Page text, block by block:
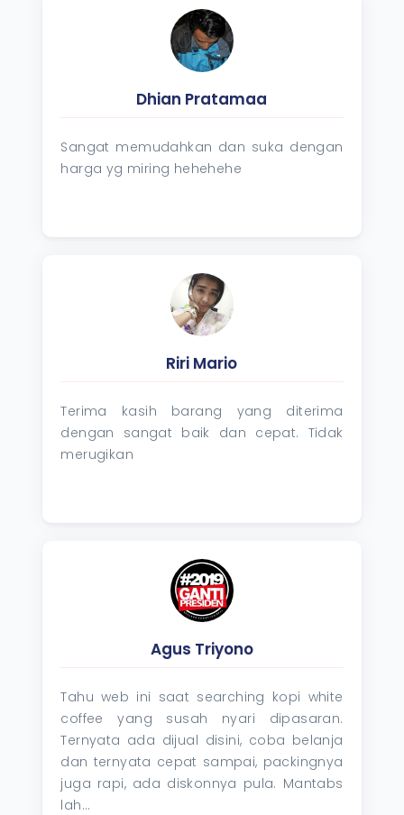
Dhian Pratamaa
Sangat memudahkan dan suka dengan
harga yg miring hehehehe
Riri Mario
Terima kasih barang yang diterima
dengan sangat baik dan cepat. Tidak
merugikan
Agus Triyono
Tahu web ini saat searching kopi white
coffee yang susah nyari dipasaran.
Ternyata ada dijual disini, coba belanja
dan ternyata cepat sampai, packingnya
juga rapi, ada diskonnya pula. Mantabs
lah...